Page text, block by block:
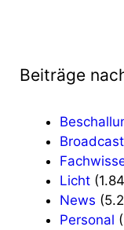
Beiträge
Broadcast
Licht
News
Personal